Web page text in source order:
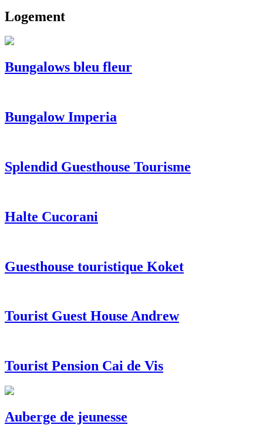
Logement
Bungalows bleu fleur
Bungalow Imperia
Splendid Guesthouse Tourisme
Halte Cucorani
Guesthouse touristique Koket
Tourist Guest House Andrew
Tourist Pension Cai de Vis
Auberge de jeunesse